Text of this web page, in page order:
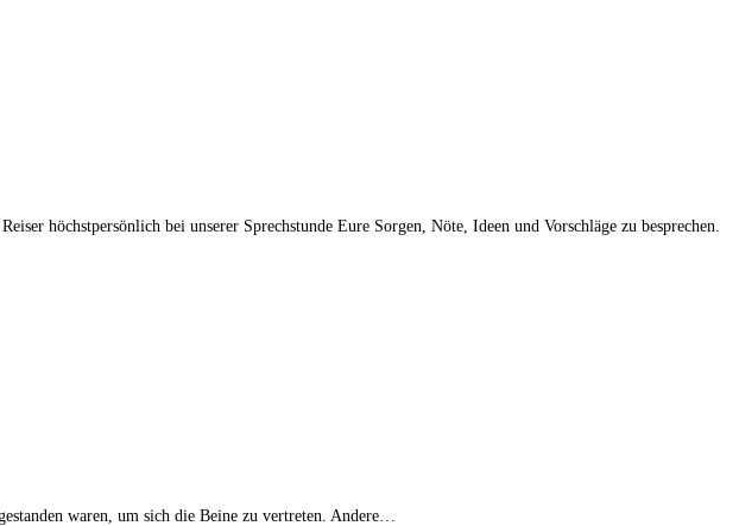
höchstpersönlich bei unserer Sprechstunde Eure Sorgen, Nöte, Ideen und Vorschläge zu besprechen.
waren, um sich die Beine zu vertreten. Andere…